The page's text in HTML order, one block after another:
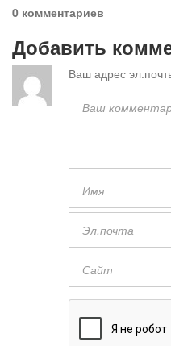
0 комментариев
Добавить
Ваш адрес